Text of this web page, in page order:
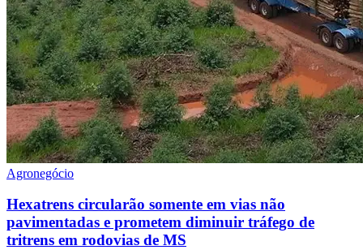
Agronegócio
Hexatrens circularão somente em vias não
pavimentadas e prometem diminuir tráfego de
tritrens em rodovias de MS